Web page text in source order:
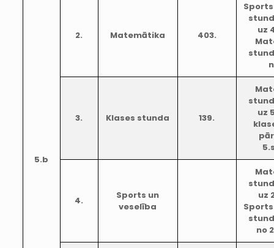
5.b
2. Matemātika 403.
uz
3. Klases stunda 139.
uz
4.
Sports un
veselība
uz
no